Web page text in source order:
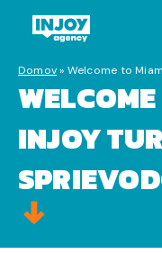
Domov» Welcome to
INJOY